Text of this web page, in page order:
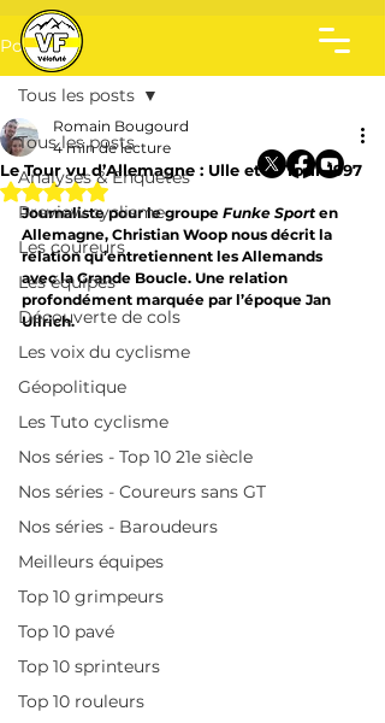
Post
Tous les posts
Analyses & Enquêtes
Preview cyclisme
Les coureurs
Les équipes
Découverte de cols
Les voix du cyclisme
Géopolitique
Les Tuto cyclisme
Nos séries - Top 10 21e siècle
Nos séries - Coureurs sans GT
Nos séries - Baroudeurs
Meilleurs équipes
Top 10 grimpeurs
Top 10 pavé
Top 10 sprinteurs
Top 10 rouleurs
Tous les posts
Le Tour vu d’Allemagne : Ulle et le Tour 1997
Romain Bougourd
4 min de lecture
Noté NaN étoiles sur 5.
Journaliste pour le groupe Funke Sport en
Allemagne, Christian Woop nous décrit la
relation qu’entretiennent les Allemands
avec la Grande Boucle. Une relation
profondément marquée par l’époque Jan
Ullrich.